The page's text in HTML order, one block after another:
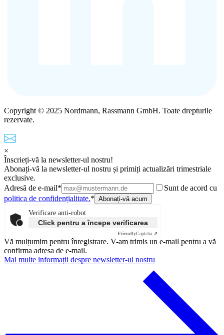
Copyright © 2025 Nordmann, Rassmann GmbH. Toate drepturile
rezervate.
×
Înscrieți-vă la newsletter-ul nostru!
Abonați-vă la newsletter-ul nostru și primiți actualizări trimestriale
exclusive.
Adresă de e-mail*
Sunt de acord cu
politica de confidențialitate.*
Verificare anti-robot
Click pentru a începe verificarea
FriendlyCaptcha ⇗
Vă mulțumim pentru înregistrare. V-am trimis un e-mail pentru a vă
confirma adresa de e-mail.
Mai multe informații despre newsletter-ul nostru